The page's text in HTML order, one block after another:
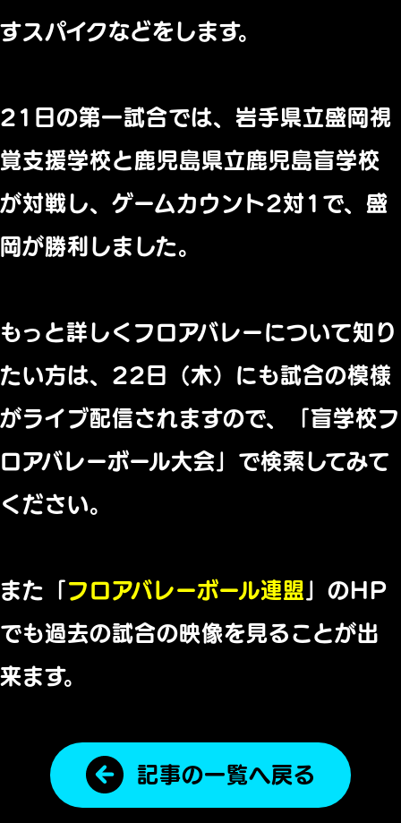
すスパイクなどをします。
21日の第一試合では、岩手県立盛岡視
覚支援学校と鹿児島県立鹿児島盲学校
が対戦し、ゲームカウント2対1で、盛
岡が勝利しました。
もっと詳しくフロアバレーについて知り
たい方は、22日（木）にも試合の模様
がライブ配信されますので、「盲学校フ
ロアバレーボール大会」で検索してみて
ください。
また「 フロアバレーボール連盟 」のHP
でも過去の試合の映像を見ることが出
来ます。
記事の一覧へ戻る